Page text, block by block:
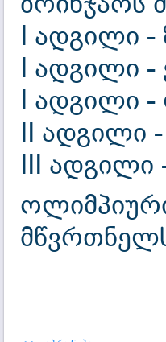
I ადგილი -
I ადგილი -
I ადგილი -
II ადგილი -
III ადგილი